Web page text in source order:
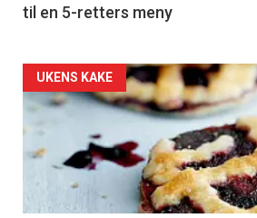
til en 5-retters meny
Forsiden
akkurat
nå
UKENS KAKE